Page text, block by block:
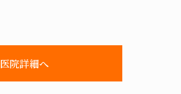
医院詳細へ